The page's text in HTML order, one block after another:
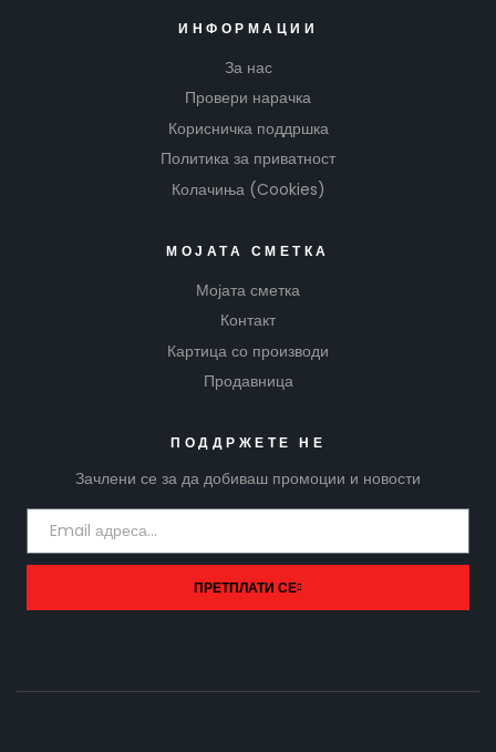
ИНФОРМАЦИИ
За нас
Провери нарачка
Корисничка поддршка
Политика за приватност
Колачиња (Cookies)
МОЈАТА СМЕТКА
Мојата сметка
Контакт
Картица со производи
Продавница
ПОДДРЖЕТЕ НЕ
Зачлени се за да добиваш промоции и новости
ПРЕТПЛАТИ СЕ